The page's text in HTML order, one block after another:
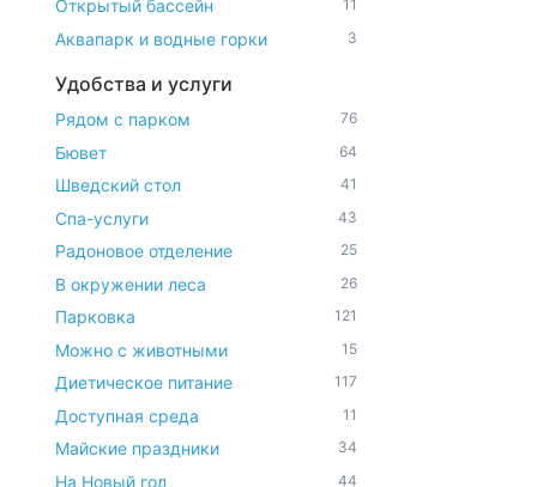
Открытый бассейн 11
Аквапарк и водные горки 3
Удобства и услуги
Рядом с парком 76
Бювет 64
Шведский стол 41
Спа-услуги 43
Радоновое отделение 25
В окружении леса 26
Парковка 121
Можно с животными 15
Диетическое питание 117
Доступная среда 11
Майские праздники 34
На Новый год 44